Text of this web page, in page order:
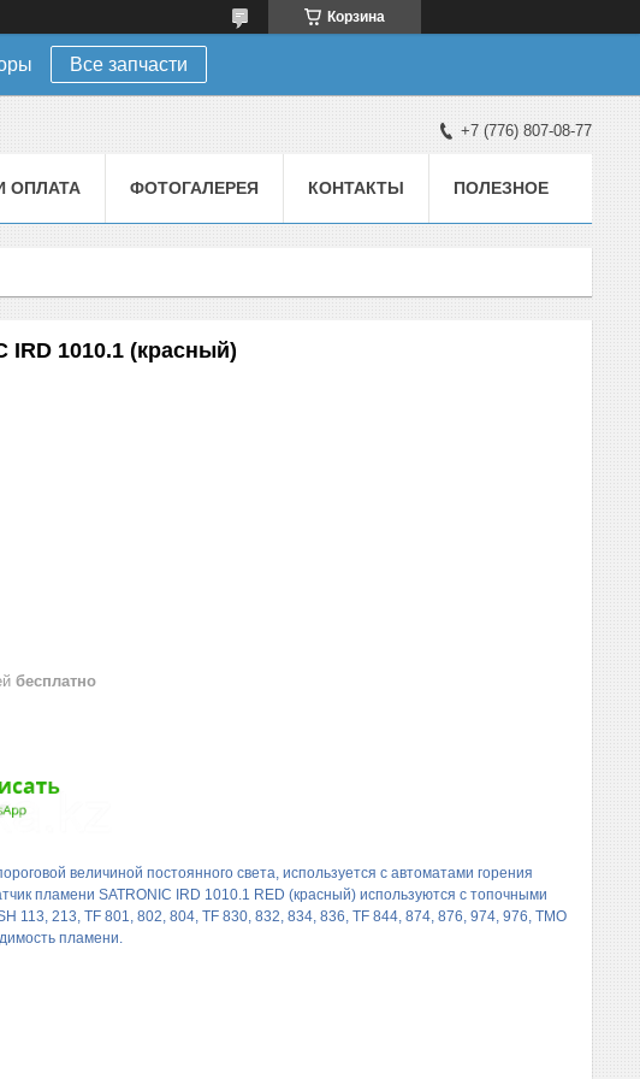
Корзина
Все запчасти
+7 (776) 807-08-77
ОПЛАТА ФОТОГАЛЕРЕЯ КОНТАКТЫ ПОЛЕЗНОЕ
IRD 1010.1 (красный)
бесплатно
величиной постоянного света, используется с автоматами горения
пламени SATRONIC IRD 1010.1 RED (красный) используются с топочными
113, 213, TF 801, 802, 804, TF 830, 832, 834, 836, TF 844, 874, 876, 974, 976, TMO
пламени.